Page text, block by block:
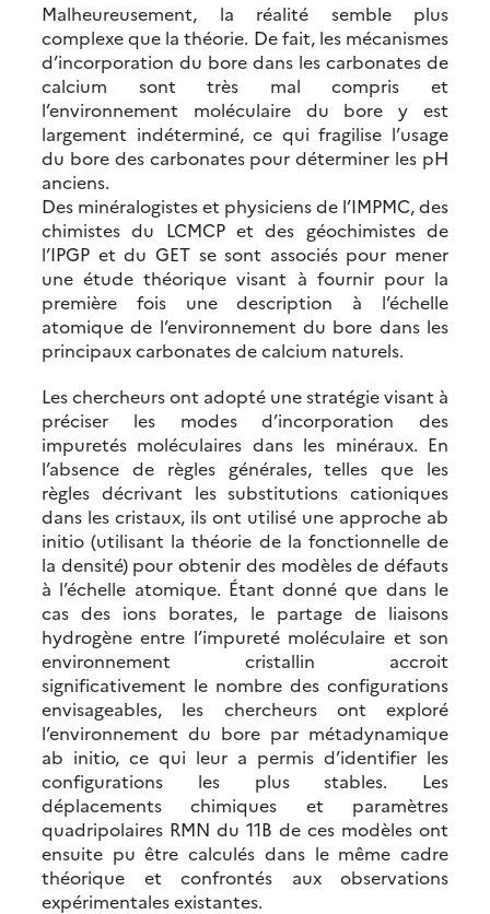
Malheureusement, la réalité semble plus
complexe que la théorie. De fait, les mécanismes
d’incorporation du bore dans les carbonates de
calcium sont très mal compris et
l’environnement moléculaire du bore y est
largement indéterminé, ce qui fragilise l’usage
du bore des carbonates pour déterminer les pH
anciens.
Des minéralogistes et physiciens de l’IMPMC, des
chimistes du LCMCP et des géochimistes de
l’IPGP et du GET se sont associés pour mener
une étude théorique visant à fournir pour la
première fois une description à l’échelle
atomique de l’environnement du bore dans les
principaux carbonates de calcium naturels.
Les chercheurs ont adopté une stratégie visant à
préciser les modes d’incorporation des
impuretés moléculaires dans les minéraux. En
l’absence de règles générales, telles que les
règles décrivant les substitutions cationiques
dans les cristaux, ils ont utilisé une approche ab
initio (utilisant la théorie de la fonctionnelle de
la densité) pour obtenir des modèles de défauts
à l’échelle atomique. Étant donné que dans le
cas des ions borates, le partage de liaisons
hydrogène entre l’impureté moléculaire et son
environnement cristallin accroit
significativement le nombre des configurations
envisageables, les chercheurs ont exploré
l’environnement du bore par métadynamique
ab initio, ce qui leur a permis d’identifier les
configurations les plus stables. Les
déplacements chimiques et paramètres
quadripolaires RMN du 11B de ces modèles ont
ensuite pu être calculés dans le même cadre
théorique et confrontés aux observations
expérimentales existantes.